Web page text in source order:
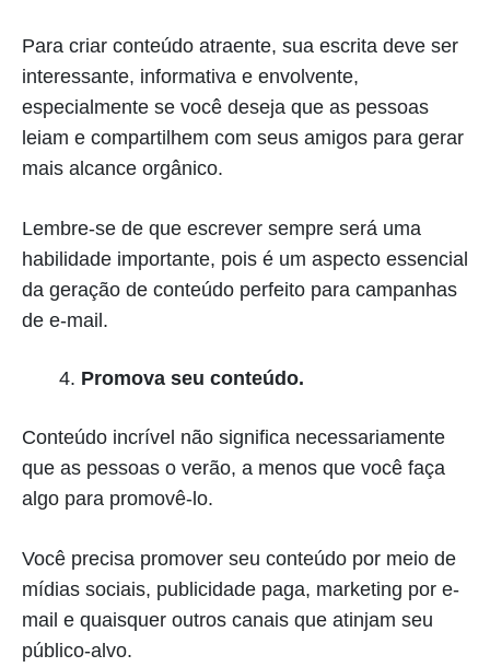
Para criar conteúdo atraente, sua escrita deve ser
interessante, informativa e envolvente,
especialmente se você deseja que as pessoas
leiam e compartilhem com seus amigos para gerar
mais alcance orgânico.
Lembre-se de que escrever sempre será uma
habilidade importante, pois é um aspecto essencial
da geração de conteúdo perfeito para campanhas
de e-mail.
Promova seu conteúdo.
Conteúdo incrível não significa necessariamente
que as pessoas o verão, a menos que você faça
algo para promovê-lo.
Você precisa promover seu conteúdo por meio de
mídias sociais, publicidade paga, marketing por e-
mail e quaisquer outros canais que atinjam seu
público-alvo.